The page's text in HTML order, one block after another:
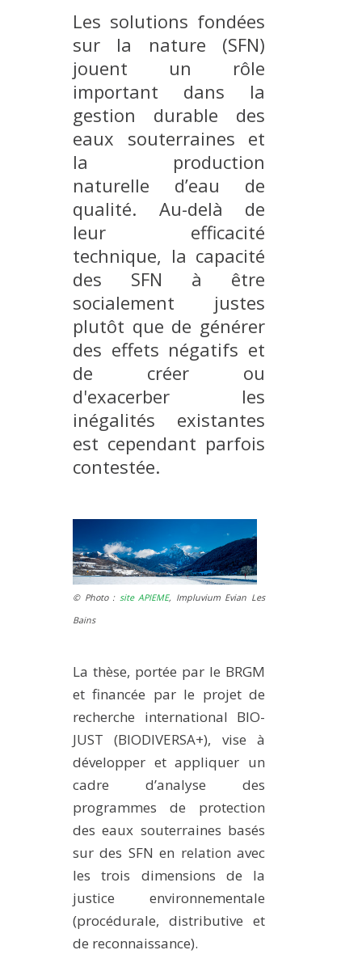
PROJETS EN COURS
PROJETS TERMINÉS
NOS RÉSEAUX SCIENTIFIQUES ET TECHNIQUES
SÉMINAIRES RÉGULIERS
FORMATION
MASTER
INGÉNIEUR
FORMATION DOCTORALE
THÈSES EN COURS
PRODUCTION
MÉTHODES ET OUTILS
LOGICIELS
PUBLICATIONS SUR HAL
WORKING PAPERS
Les solutions fondées
sur la nature (SFN)
jouent un rôle
important dans la
gestion durable des
eaux souterraines et
la production
naturelle d’eau de
qualité. Au-delà de
leur efficacité
technique, la capacité
des SFN à être
socialement justes
plutôt que de générer
des effets négatifs et
de créer ou
d'exacerber les
inégalités existantes
est cependant parfois
contestée.
© Photo : site APIEME, Impluvium Evian Les
Bains
La thèse, portée par le BRGM
et financée par le projet de
recherche international BIO-
JUST (BIODIVERSA+), vise à
développer et appliquer un
cadre d’analyse des
programmes de protection
des eaux souterraines basés
sur des SFN en relation avec
les trois dimensions de la
justice environnementale
(procédurale, distributive et
de reconnaissance).